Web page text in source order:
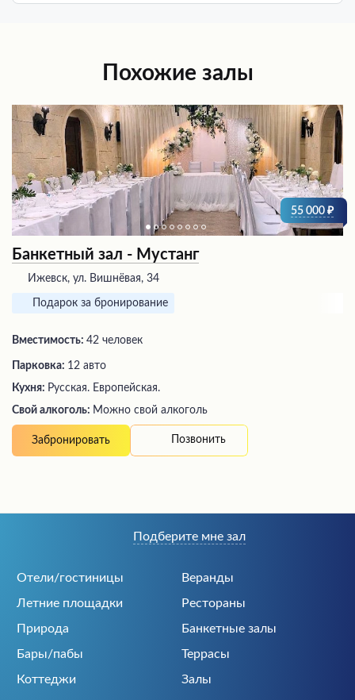
Похожие залы
55 000
Банкетный зал - Мустанг
Ижевск, ул. Вишнёвая, 34
Подарок за бронирование
Вместимость: 42 человек
Парковка: 12 авто
Кухня: Русская. Европейская.
Свой алкоголь: Можно свой алкоголь
Забронировать Позвонить
Отели/гостиницы
Веранды
Летние площадки
Рестораны
Природа
Банкетные залы
Бары/пабы
Террасы
Коттеджи
Залы
Подберите мне зал